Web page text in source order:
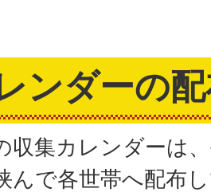
ンダーの
収集カレンダーは
んで各世帯へ配布